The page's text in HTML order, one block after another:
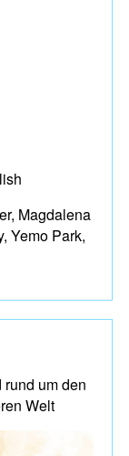
Magdalena
Yemo Park,
um den
Welt